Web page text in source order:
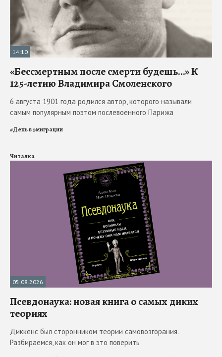
14:10
«Бессмертным после смерти будешь…» К
125-летию Владимира Смоленского
6 августа 1901 года родился автор, которого называли
самым популярным поэтом послевоенного Парижа
#День в эмиграции
Читалка
05.08.2026
Псевдонаука: новая книга о самых диких
теориях
Диккенс был сторонником теории самовозгорания.
Разбираемся, как он мог в это поверить